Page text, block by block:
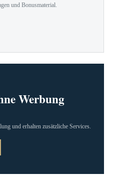
und Bonusmaterial.
Werbung
und erhalten zusätzliche Services.